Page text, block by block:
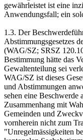
gewährleistet ist eine
Anwendungsfall; ein
1.3. Der
Abstimmungsgesetzes
(WAG/SZ; SRSZ
Bestimmung hätte das
Gewaltenteilung sei
WAG/SZ ist dieses
und Abstimmungen
sehen eine Beschwerde
Zusammenhang mit
Gemeinden und
vornherein nicht zum
"Unregelmässigkeiten